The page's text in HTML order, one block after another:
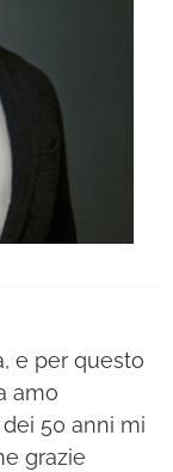
e per questo
amo
50 anni mi
grazie